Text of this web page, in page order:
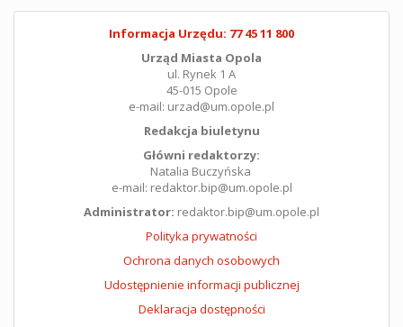
Informacja Urzędu: 77 45 11 800
Urząd Miasta Opola
ul. Rynek 1 A
45-015 Opole
e-mail: urzad@um.opole.pl
Redakcja biuletynu
Główni redaktorzy:
Natalia Buczyńska
e-mail: redaktor.bip@um.opole.pl
Administrator: redaktor.bip@um.opole.pl
Polityka prywatności
Ochrona danych osobowych
Udostępnienie informacji publicznej
Deklaracja dostępności